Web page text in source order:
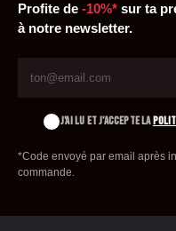
Profite de -10%* sur ta
à notre newsletter.
J'AI LU ET J'ACCEPTE LA
*Code envoyé par email après
commande.